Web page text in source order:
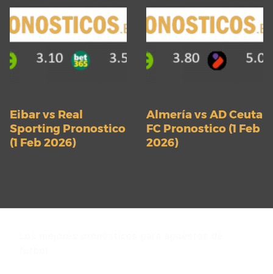
Eibar vs Real
Sporting Pronostico
(1 Feb 2026)
Almería vs AD Ceuta
FC Pronostico (1 Feb
2026)